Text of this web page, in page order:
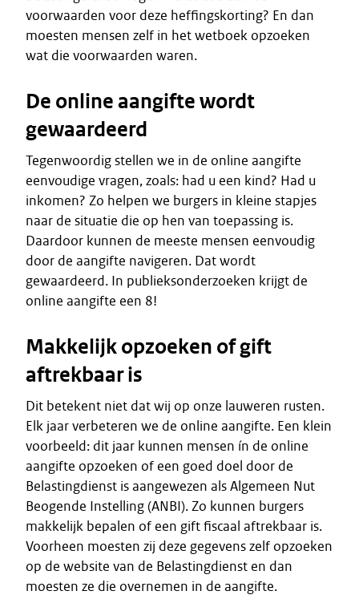
voorwaarden voor deze heffingskorting? En dan
moesten mensen zelf in het wetboek opzoeken
wat die voorwaarden waren.
De online aangifte wordt
gewaardeerd
Tegenwoordig stellen we in de online aangifte
eenvoudige vragen, zoals: had u een kind? Had u
inkomen? Zo helpen we burgers in kleine stapjes
naar de situatie die op hen van toepassing is.
Daardoor kunnen de meeste mensen eenvoudig
door de aangifte navigeren. Dat wordt
gewaardeerd. In publieksonderzoeken krijgt de
online aangifte een 8!
Makkelijk opzoeken of gift
aftrekbaar is
Dit betekent niet dat wij op onze lauweren rusten.
Elk jaar verbeteren we de online aangifte. Een klein
voorbeeld: dit jaar kunnen mensen ín de online
aangifte opzoeken of een goed doel door de
Belastingdienst is aangewezen als Algemeen Nut
Beogende Instelling (ANBI). Zo kunnen burgers
makkelijk bepalen of een gift fiscaal aftrekbaar is.
Voorheen moesten zij deze gegevens zelf opzoeken
op de website van de Belastingdienst en dan
moesten ze die overnemen in de aangifte.